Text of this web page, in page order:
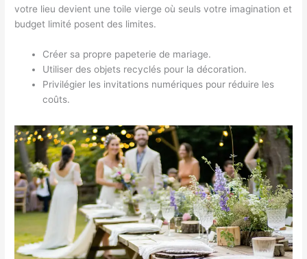
votre lieu devient une toile vierge où seuls votre imagination et
budget limité posent des limites.
Créer sa propre papeterie de mariage.
Utiliser des objets recyclés pour la décoration.
Privilégier les invitations numériques pour réduire les
coûts.